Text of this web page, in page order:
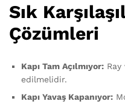
Sık
Çözümleri
Kapı Tam Açılmıyor:
edilmelidir.
Kapı Yavaş Kapanıyor: